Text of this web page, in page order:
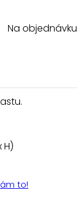
Na objednávku
H)
to!